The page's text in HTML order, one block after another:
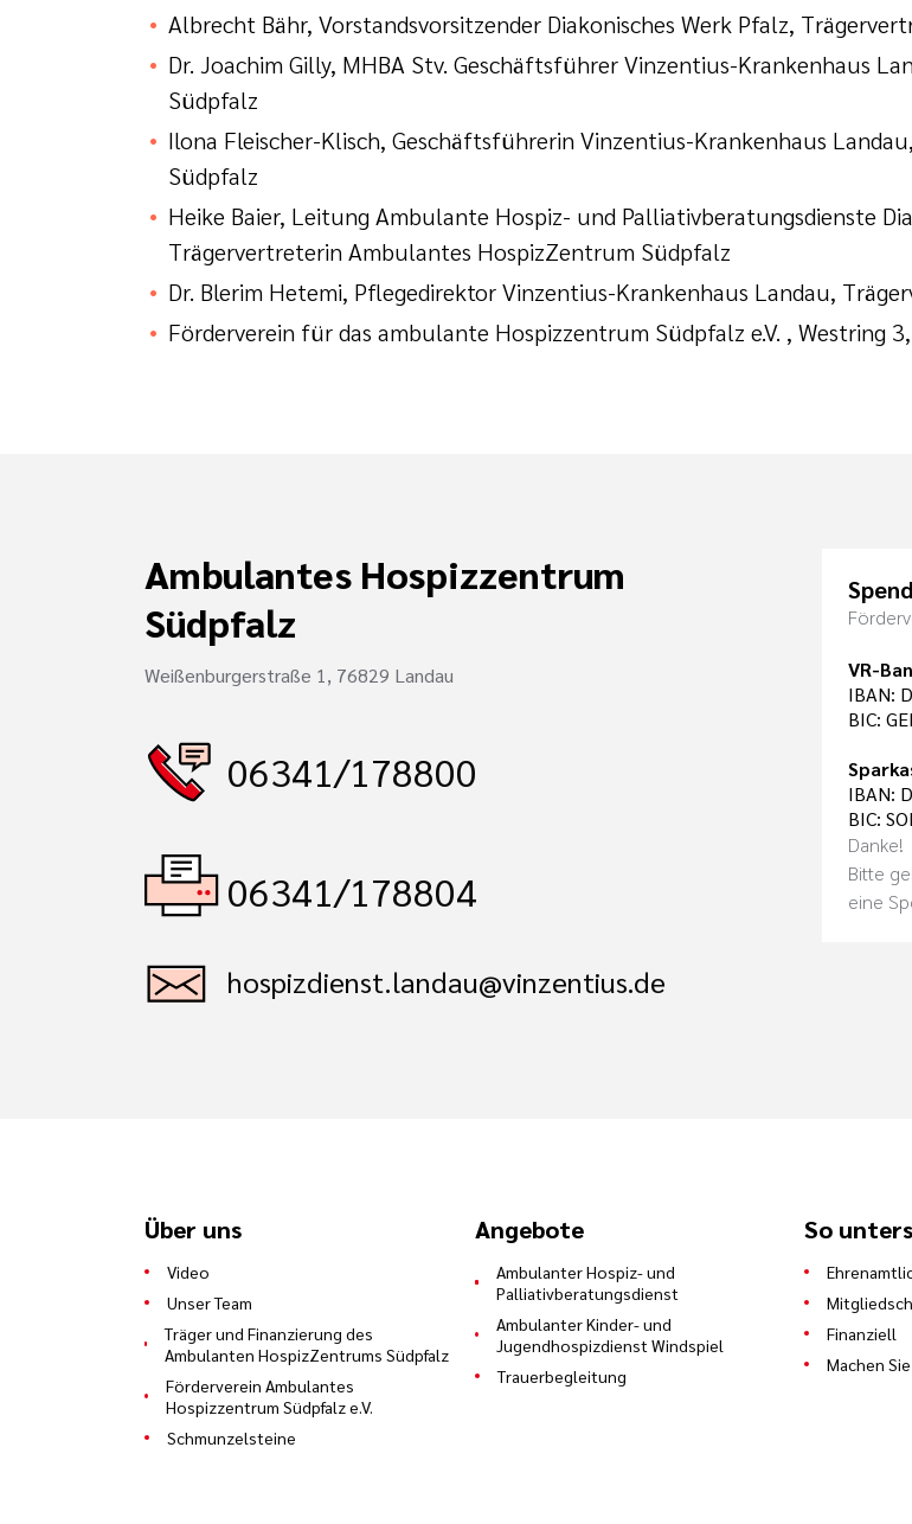
Albrecht Bähr, Vorstandsvorsitzender Diakonisches Werk Pfalz,
Dr. Joachim Gilly, MHBA Stv. Geschäftsführer Vinzentius-Krankenhaus
Südpfalz
Ilona Fleischer-Klisch, Geschäftsführerin Vinzentius-Krankenhaus
Südpfalz
Heike Baier, Leitung Ambulante Hospiz- und Palliativberatungsdienste
Trägervertreterin Ambulantes HospizZentrum Südpfalz
Dr. Blerim Hetemi, Pflegedirektor Vinzentius-Krankenhaus Landau,
Förderverein für das ambulante Hospizzentrum Südpfalz e.V. , Westring
Ambulantes Hospizzentrum
Südpfalz
Weißenburgerstraße 1, 76829 Landau
06341/178800
06341/178804
hospizdienst.landau@vinzentius.de
VR-
IBAN:
BIC:
IBAN:
BIC:
Danke!
Bitte
eine
Über uns
Video
Unser Team
Träger und Finanzierung des
Ambulanten HospizZentrums Südpfalz
Förderverein Ambulantes
Hospizzentrum Südpfalz e.V.
Schmunzelsteine
Angebote
Ambulanter Hospiz- und
Palliativberatungsdienst
Ambulanter Kinder- und
Jugendhospizdienst Windspiel
Trauerbegleitung
So
Finanziell
Machen